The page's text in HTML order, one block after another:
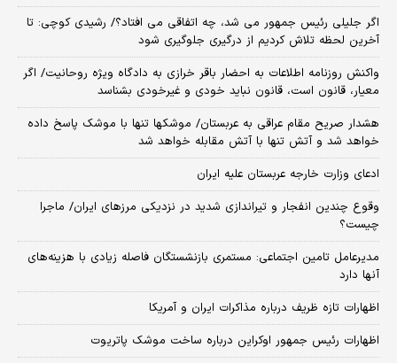
اگر جلیلی رئیس جمهور می شد، چه اتفاقی می افتاد؟/ رشیدی کوچی: تا
آخرین لحظه تلاش کردیم از درگیری جلوگیری شود
واکنش روزنامه اطلاعات به احضار باقر خرازی به دادگاه ویژه روحانیت/ اگر
معیار، قانون است، قانون نباید خودی و غیرخودی بشناسد
هشدار صریح مقام عراقی به عربستان/ موشکها تنها با موشک پاسخ داده
خواهد شد و آتش تنها با آتش مقابله خواهد شد
ادعای وزارت خارجه عربستان علیه ایران
وقوع چندین انفجار و تیراندازی شدید در نزدیکی مرز‌های ایران/ ماجرا
چیست؟
مدیرعامل تامین اجتماعی: مستمری بازنشستگان فاصله زیادی با هزینه‌های
آنها دارد
اظهارات تازه ظریف درباره مذاکرات ایران و آمریکا
اظهارات رئیس جمهور اوکراین درباره ساخت موشک پاتریوت